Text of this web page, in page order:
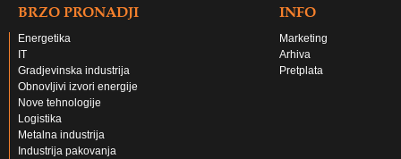
BRZO PRONADJI
Energetika
IT
Gradjevinska industrija
Obnovljivi izvori energije
Nove tehnologije
Logistika
Metalna industrija
Industrija pakovanja
INFO
Marketing
Arhiva
Pretplata